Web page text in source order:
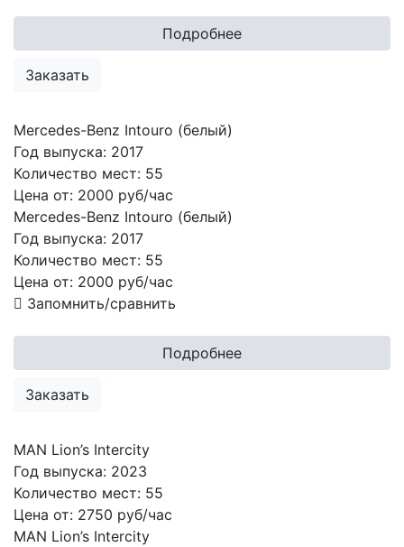
Подробнее
Заказать
Mercedes-Benz Intouro (белый)
Год выпуска: 2017
Количество мест: 55
Цена от: 2000 руб/час
Mercedes-Benz Intouro (белый)
Год выпуска: 2017
Количество мест: 55
Цена от: 2000 руб/час
Запомнить/сравнить
Подробнее
Заказать
MAN Lion’s Intercity
Год выпуска: 2023
Количество мест: 55
Цена от: 2750 руб/час
MAN Lion’s Intercity